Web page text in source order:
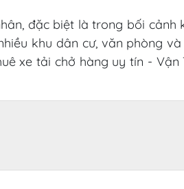
đặc biệt là trong bối cảnh
khu dân cư, văn phòng
xe tải chở hàng uy tín - Vận